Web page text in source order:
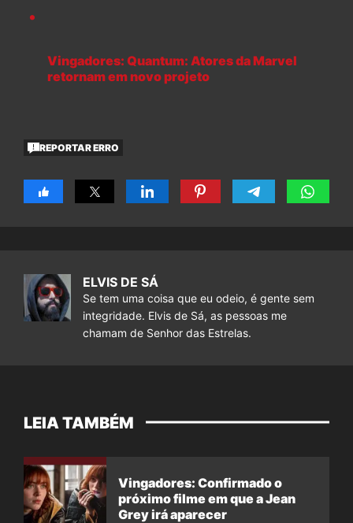
Vingadores: Quantum: Atores da Marvel
retornam em novo projeto
REPORTAR ERRO
ELVIS DE SÁ
Se tem uma coisa que eu odeio, é gente sem
integridade. Elvis de Sá, as pessoas me
chamam de Senhor das Estrelas.
LEIA TAMBÉM
Vingadores: Confirmado o
próximo filme em que a Jean
Grey irá aparecer